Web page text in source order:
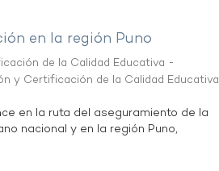
en la región Puno
de la Calidad Educativa -
y Certificación de la Calidad Educativa
en la ruta del aseguramiento de la
nacional y en la región Puno,